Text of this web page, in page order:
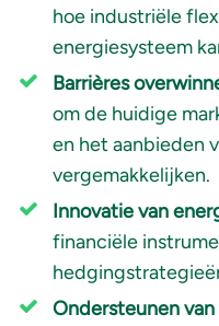
hoe industriële
energiesysteem
Barrières
om de huidige
en het aanbieden
vergemakkelijken.
Innovatie van
financiële
Ondersteunen